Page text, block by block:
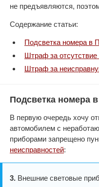
не предъявляются,
Содержание статьи:
Подсветка номера в
Штраф за отсутствие
Штраф за
Подсветка номера
В первую очередь хочу
автомобилем с
приборами запрещено
неисправностей:
3. Внешние световые